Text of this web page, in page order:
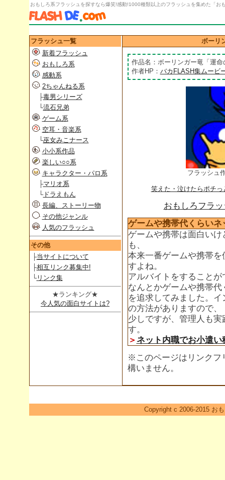
おもしろ系フラッシュを探すなら爆笑!感動!1000種類以上のフラッシュを集めた「お
ボーリ
作品名：ボーリンガー竜「運命
作者HP： バカFLASH集ムービ
フラッシュ
笑えた・泣けたらポチっ
おもしろフラ
ゲームや携帯代くらいネ
ゲームや携帯は面白い
も、
本来一番ゲームや携帯
すよね。
アルバイトをすること
なんとかゲームや携帯
を追求してみました。
の方法がありますので、
少しですが、管理人も
す。
＞ ネット内職でお小遣い
※このページはリンクフ
構いません。
フラッシュ一覧
新着フラッシュ
おもしろ系
感動系
2ちゃんねる系
├毒男シリーズ
└流石兄弟
ゲーム系
空耳・音楽系
└巫女みこナース
小小系作品
楽しい○○系
キャラクター・パロ系
├マリオ系
└ドラえもん
長編、ストーリー物
その他ジャンル
人気のフラッシュ
その他
├当サイトについて
├相互リンク募集中!
└リンク集
★ランキング★
今人気の面白サイトは?
Copyright c 2006-2015 お